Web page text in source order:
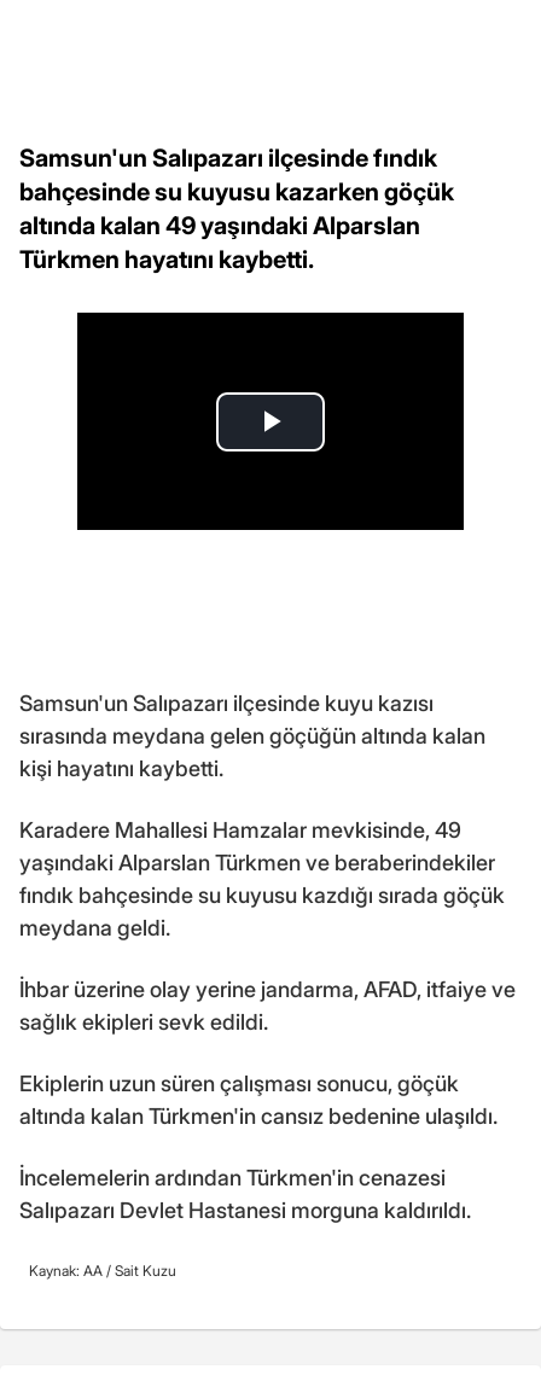
Samsun'un Salıpazarı ilçesinde fındık
bahçesinde su kuyusu kazarken göçük
altında kalan 49 yaşındaki Alparslan
Türkmen hayatını kaybetti.
Samsun'un Salıpazarı ilçesinde kuyu kazısı
sırasında meydana gelen göçüğün altında kalan
kişi hayatını kaybetti.
Karadere Mahallesi Hamzalar mevkisinde, 49
yaşındaki Alparslan Türkmen ve beraberindekiler
fındık bahçesinde su kuyusu kazdığı sırada göçük
meydana geldi.
İhbar üzerine olay yerine jandarma, AFAD, itfaiye ve
sağlık ekipleri sevk edildi.
Ekiplerin uzun süren çalışması sonucu, göçük
altında kalan Türkmen'in cansız bedenine ulaşıldı.
İncelemelerin ardından Türkmen'in cenazesi
Salıpazarı Devlet Hastanesi morguna kaldırıldı.
Kaynak: AA / Sait Kuzu